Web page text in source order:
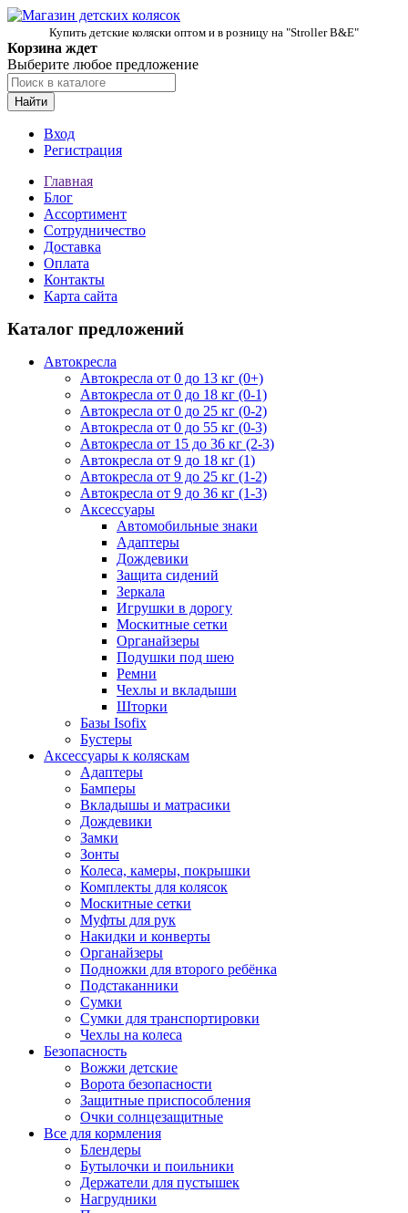
Купить детские коляски оптом и в розницу на "Stroller B&E"
Корзина ждет
Выберите любое предложение
Найти
Вход
Регистрация
Главная
Блог
Ассортимент
Сотрудничество
Доставка
Оплата
Контакты
Карта сайта
Каталог предложений
Автокресла
Автокресла от 0 до 13 кг (0+)
Автокресла от 0 до 18 кг (0-1)
Автокресла от 0 до 25 кг (0-2)
Автокресла от 0 до 55 кг (0-3)
Автокресла от 15 до 36 кг (2-3)
Автокресла от 9 до 18 кг (1)
Автокресла от 9 до 25 кг (1-2)
Автокресла от 9 до 36 кг (1-3)
Аксессуары
Автомобильные знаки
Адаптеры
Дождевики
Защита сидений
Зеркала
Игрушки в дорогу
Москитные сетки
Органайзеры
Подушки под шею
Ремни
Чехлы и вкладыши
Шторки
Базы Isofix
Бустеры
Аксессуары к коляскам
Адаптеры
Бамперы
Вкладышы и матрасики
Дождевики
Замки
Зонты
Колеса, камеры, покрышки
Комплекты для колясок
Москитные сетки
Муфты для рук
Накидки и конверты
Органайзеры
Подножки для второго ребёнка
Подстаканники
Сумки
Сумки для транспортировки
Чехлы на колеса
Безопасность
Вожжи детские
Ворота безопасности
Защитные приспособления
Очки солнцезащитные
Все для кормления
Блендеры
Бутылочки и поильники
Держатели для пустышек
Нагрудники